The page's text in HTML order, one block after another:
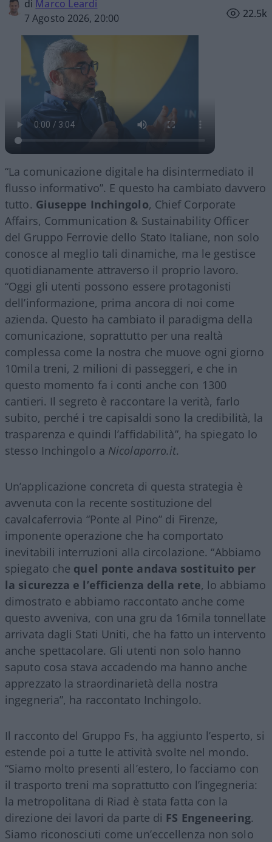
di Marco Leardi
7 Agosto 2026, 20:00
22.5k
“La comunicazione digitale ha disintermediato il
flusso informativo”. E questo ha cambiato davvero
tutto. Giuseppe Inchingolo, Chief Corporate
Affairs, Communication & Sustainability Officer
del Gruppo Ferrovie dello Stato Italiane, non solo
conosce al meglio tali dinamiche, ma le gestisce
quotidianamente attraverso il proprio lavoro.
“Oggi gli utenti possono essere protagonisti
dell’informazione, prima ancora di noi come
azienda. Questo ha cambiato il paradigma della
comunicazione, soprattutto per una realtà
complessa come la nostra che muove ogni giorno
10mila treni, 2 milioni di passeggeri, e che in
questo momento fa i conti anche con 1300
cantieri. Il segreto è raccontare la verità, farlo
subito, perché i tre capisaldi sono la credibilità, la
trasparenza e quindi l’affidabilità”, ha spiegato lo
stesso Inchingolo a Nicolaporro.it.
Un’applicazione concreta di questa strategia è
avvenuta con la recente sostituzione del
cavalcaferrovia “Ponte al Pino” di Firenze,
imponente operazione che ha comportato
inevitabili interruzioni alla circolazione. “Abbiamo
spiegato che quel ponte andava sostituito per
la sicurezza e l’efficienza della rete, lo abbiamo
dimostrato e abbiamo raccontato anche come
questo avveniva, con una gru da 16mila tonnellate
arrivata dagli Stati Uniti, che ha fatto un intervento
anche spettacolare. Gli utenti non solo hanno
saputo cosa stava accadendo ma hanno anche
apprezzato la straordinarietà della nostra
ingegneria”, ha raccontato Inchingolo.
Il racconto del Gruppo Fs, ha aggiunto l’esperto, si
estende poi a tutte le attività svolte nel mondo.
“Siamo molto presenti all’estero, lo facciamo con
il trasporto treni ma soprattutto con l’ingegneria:
la metropolitana di Riad è stata fatta con la
direzione dei lavori da parte di FS Engeneering.
Siamo riconosciuti come un’eccellenza non solo